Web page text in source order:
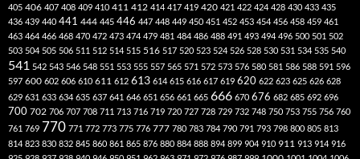
405 406 407 408 409 410 411 412 414 417 419 420 421 422 424 428 430 433 435
436 439 440 441 444 445 446 447 448 449 450 451 452 453 454 456 458 459 461
463 464 466 468 470 472 473 474 479 481 484 486 488 491 493 494 496 500 501 502
503 504 505 506 511 512 514 515 516 517 520 523 524 526 528 530 531 534 535 540
541 542 543 546 548 551 553 555 557 565 571 572 573 576 580 581 586 588 591 596
597 600 602 606 610 611 612 613 614 615 616 617 619 620 622 623 625 626 628
629 631 633 634 635 637 641 646 651 656 661 665 666 670 676 682 685 692 696
700 702 706 707 708 711 713 716 719 720 727 728 729 732 748 750 753 755 756 760
761 769 770 771 772 773 775 776 777 780 783 784 790 791 793 798 800 805 813
814 823 830 832 845 860 861 865 876 880 884 888 894 899 904 910 911 913 914 916